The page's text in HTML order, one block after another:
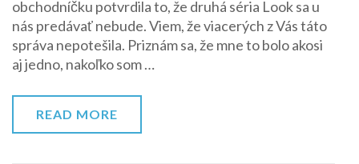
on
the
red
obchodníčku potvrdila to, že druhá séria Look sa u
nás predávať nebude. Viem, že viacerých z Vás táto
správa nepotešila. Priznám sa, že mne to bolo akosi
aj jedno, nakoľko som …
READ MORE